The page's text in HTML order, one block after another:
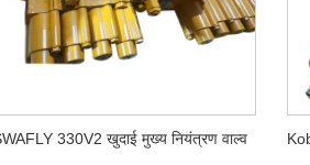
330V2 खुदाई मुख्य नियंत्रण वाल्व